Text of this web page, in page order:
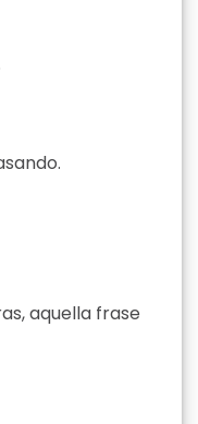
aquella frase